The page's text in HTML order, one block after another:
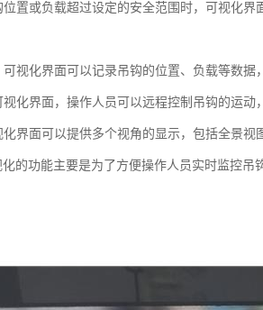
置或负载超过设定的安全范围时，可视化
视化界面可以记录吊钩的位置、负载等数据
化界面，操作人员可以远程控制吊钩的运
界面可以提供多个视角的显示，包括全景
的功能主要是为了方便操作人员实时监控吊